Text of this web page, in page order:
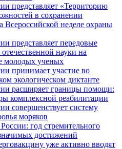
представляет «Территорию
в сохранении
Всероссийской неделе охраны
представляет передовые
науки на
молодых ученых
принимает участие во
экологическом диктанте
расширяет границы помощи:
комплексной реабилитации
совершенствует систему
моряков
год стремительного
достижений
уже активно вводят